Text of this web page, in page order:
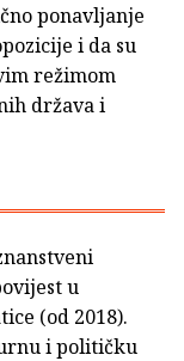
ponavljanje
i da su
režimom
država i
u
(od 2018).
i političku